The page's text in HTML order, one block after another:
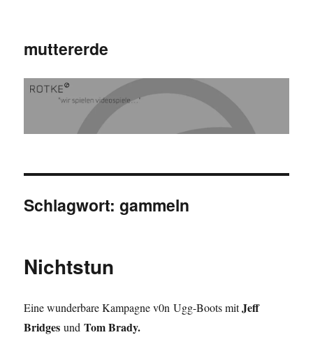
muttererde
Schlagwort:gammeln
Nichtstun
Eine wunderbare Kampagne v0n Ugg-Boots mitJeff
Bridges undTom Brady.